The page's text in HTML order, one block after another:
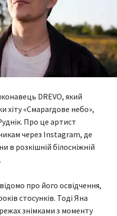
DREVO, який
хіту «Смарагдове небо»,
Про це артист
через Instagram, де
в розкішній білосніжній
про його освідчення,
стосунків. Тоді Яна
знімками з моменту